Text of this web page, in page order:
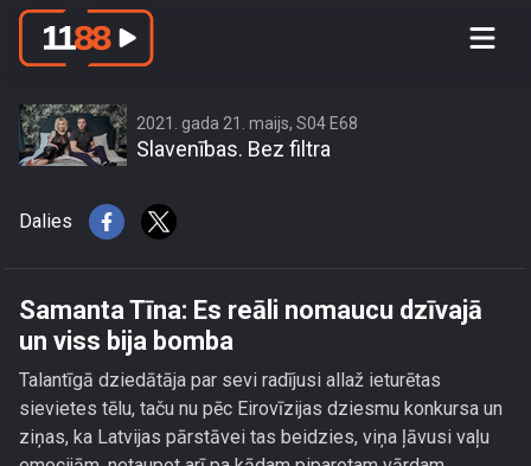
Samanta Tīna: Es reāli nomaucu
2021. gada 21. maijs, S04 E68
Slavenības. Bez filtra
Dalies
Samanta Tīna: Es reāli nomaucu dzīvajā
un viss bija bomba
Talantīgā dziedātāja par sevi radījusi allaž ieturētas
sievietes tēlu, taču nu pēc Eirovīzijas dziesmu konkursa un
ziņas, ka Latvijas pārstāvei tas beidzies, viņa ļāvusi vaļu